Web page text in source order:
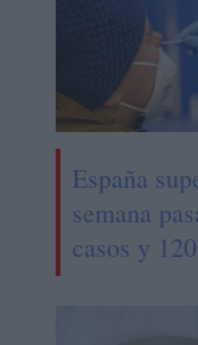
España
semana
casos y